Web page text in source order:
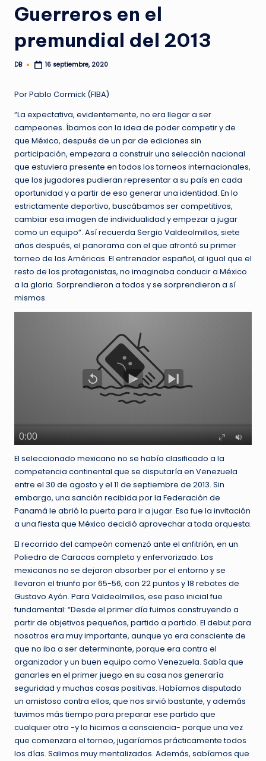
Guerreros en el
premundial del 2013
Publicado
DB 16 septiembre, 2020
Por Pablo Cormick (FIBA)
“La expectativa, evidentemente, no era llegar a ser
campeones. Íbamos con la idea de poder competir y de
que México, después de un par de ediciones sin
participación, empezara a construir una selección nacional
que estuviera presente en todos los torneos internacionales,
que los jugadores pudieran representar a su país en cada
oportunidad y a partir de eso generar una identidad. En lo
estrictamente deportivo, buscábamos ser competitivos,
cambiar esa imagen de individualidad y empezar a jugar
como un equipo”. Así recuerda Sergio Valdeolmillos, siete
años después, el panorama con el que afrontó su primer
torneo de las Américas. El entrenador español, al igual que el
resto de los protagonistas, no imaginaba conducir a México
a la gloria. Sorprendieron a todos y se sorprendieron a sí
mismos.
El seleccionado mexicano no se había clasificado a la
competencia continental que se disputaría en Venezuela
entre el 30 de agosto y el 11 de septiembre de 2013. Sin
embargo, una sanción recibida por la Federación de
Panamá le abrió la puerta para ir a jugar. Esa fue la invitación
a una fiesta que México decidió aprovechar a toda orquesta.
El recorrido del campeón comenzó ante el anfitrión, en un
Poliedro de Caracas completo y enfervorizado. Los
mexicanos no se dejaron absorber por el entorno y se
llevaron el triunfo por 65-56, con 22 puntos y 18 rebotes de
Gustavo Ayón. Para Valdeolmillos, ese paso inicial fue
fundamental: “Desde el primer día fuimos construyendo a
partir de objetivos pequeños, partido a partido. El debut para
nosotros era muy importante, aunque yo era consciente de
que no iba a ser determinante, porque era contra el
organizador y un buen equipo como Venezuela. Sabía que
ganarles en el primer juego en su casa nos generaría
seguridad y muchas cosas positivas. Habíamos disputado
un amistoso contra ellos, que nos sirvió bastante, y además
tuvimos más tiempo para preparar ese partido que
cualquier otro -y lo hicimos a consciencia- porque una vez
que comenzara el torneo, jugaríamos prácticamente todos
los días. Salimos muy mentalizados. Además, sabíamos que